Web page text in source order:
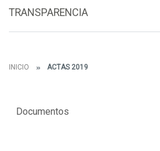
TRANSPARENCIA
INICIO ACTAS 2019
Documentos